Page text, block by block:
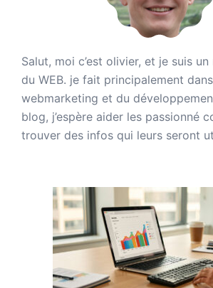
Salut, moi c’est olivier, et je suis
du WEB. je fait principalement
webmarketing et du
blog, j’espère aider les passionné
trouver des infos qui leurs seront